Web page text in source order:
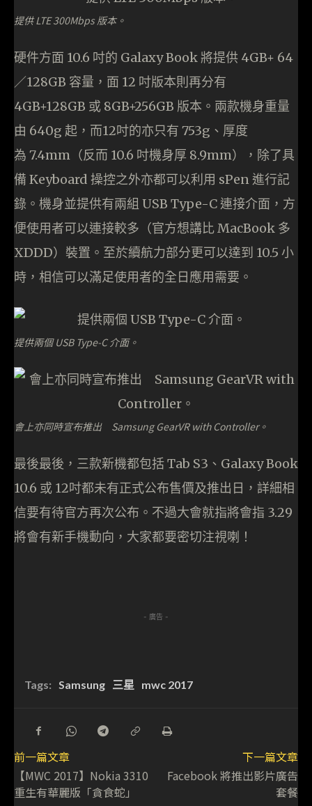
提供 LTE 300Mbps 版本。
硬件方面 10.6 吋的 Galaxy Book 將提供 4GB+ 64
／128GB 容量，面 12 吋版本則再分有
4GB+128GB 或 8GB+256GB 版本。兩款機身重量
由 640g 起，而12吋的亦只有 753g、厚度
為 7.4mm（反而 10.6 吋機身厚 8.9mm），除了具
備 Keyboard 操控之外亦都可以利用 sPen 進行記
錄。機身並提供有兩組 USB Type-C 連接介面，方
便使用者可以連接較多（官方想講比 MacBook 多
XDDD）裝置。至於續航力部分更可以達到 10.5 小
時，相信可以滿足使用者的全日應用需要。
提供兩個 USB Type-C 介面。
會上亦同時宣布推出 Samsung GearVR with Controller。
最後最後，三款新機都包括 Tab S3、Galaxy Book
10.6 或 12吋都未有正式公布售價及推出日，詳細相
信要有待官方再次公布。不過大會就指將會指 3.29
將會有新手機動向，大家都要密切注視喇！
- 廣告 -
Tags: Samsung 三星 mwc 2017
前一篇文章
【MWC 2017】Nokia 3310
重生有華麗版「貪食蛇」
下一篇文章
Facebook 將推出影片廣告
套餐